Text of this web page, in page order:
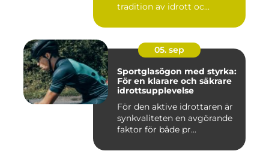
tradition av idrott oc...
05. sep
Sportglasögon med styrka:
För en klarare och säkrare
idrottsupplevelse
För den aktive idrottaren är
synkvaliteten en avgörande
faktor för både pr...